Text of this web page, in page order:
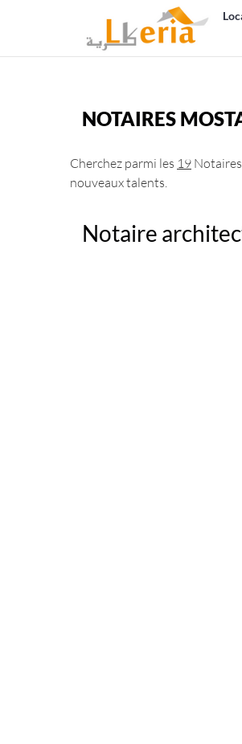
NOTAIRES
Cherchez parmi les 19
nouveaux talents.
Notaire